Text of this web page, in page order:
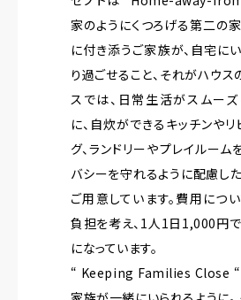
家のようにくつろげる第二の
に付き添うご家族が、自宅に
り過ごせること、それがハウス
スでは、日常生活がスムーズ
に、自炊ができるキッチンやリ
グ、ランドリーやプレイルーム
バシーを守れるように配慮し
ご用意しています。費用につ
負担を考え、1人1日1,000円
になっています。
“ Keeping Families Close “